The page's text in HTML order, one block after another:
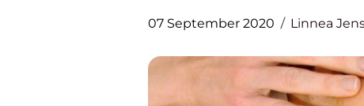
07 September 2020 Linnea